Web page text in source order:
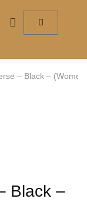
– Black –
Black –